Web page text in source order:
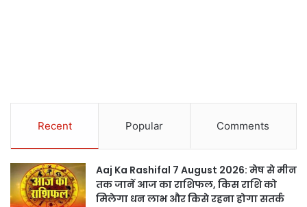
Recent Popular Comments
Aaj Ka Rashifal 7 August 2026: मेष से मीन
तक जानें आज का राशिफल, किस राशि को
मिलेगा धन लाभ और किसे रहना होगा सतर्क